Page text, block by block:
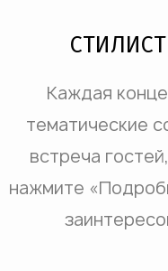
Каждая
тематические
встреча
нажмите